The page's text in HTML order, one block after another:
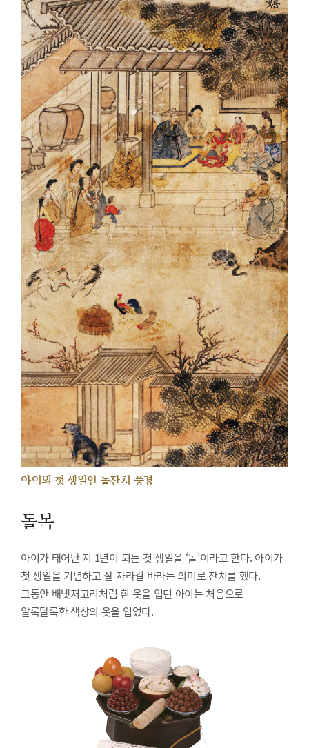
아이의 첫 생일인 돌잔치 풍경
돌복
아이가 태어난 지 1년이 되는 첫 생일을 ‘돌’이라고 한다. 아이가
첫 생일을 기념하고 잘 자라길 바라는 의미로 잔치를 했다.
그동안 배냇저고리처럼 흰 옷을 입던 아이는 처음으로
알록달록한 색상의 옷을 입었다.